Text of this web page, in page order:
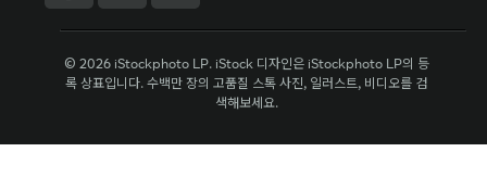
© 2026 iStockphoto LP. iStock 디자인은 iStockphoto LP의 등
록 상표입니다. 수백만 장의 고품질 스톡 사진, 일러스트, 비디오를 검
색해보세요.